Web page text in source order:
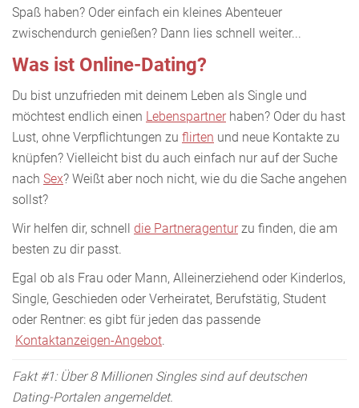
Spaß haben? Oder einfach ein kleines Abenteuer
zwischendurch genießen? Dann lies schnell weiter...
Was ist Online-Dating?
Du bist unzufrieden mit deinem Leben als Single und
möchtest endlich einen Lebenspartner haben? Oder du hast
Lust, ohne Verpflichtungen zu flirten und neue Kontakte zu
knüpfen? Vielleicht bist du auch einfach nur auf der Suche
nach Sex? Weißt aber noch nicht, wie du die Sache angehen
sollst?
Wir helfen dir, schnell die Partneragentur zu finden, die am
besten zu dir passt.
Egal ob als Frau oder Mann, Alleinerziehend oder Kinderlos,
Single, Geschieden oder Verheiratet, Berufstätig, Student
oder Rentner: es gibt für jeden das passende
Kontaktanzeigen-Angebot.
Fakt #1: Über 8 Millionen Singles sind auf deutschen
Dating-Portalen angemeldet.